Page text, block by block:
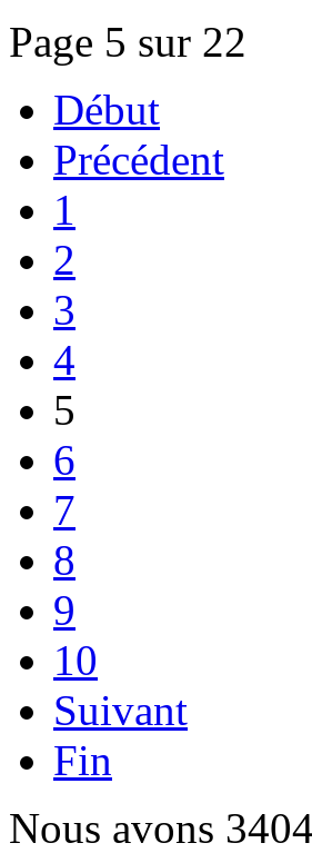
Page 5 sur 22
Début
Précédent
1
2
3
4
5
6
7
8
9
10
Suivant
Fin
Nous avons